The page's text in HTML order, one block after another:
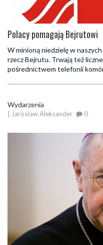
Polacy pomagają Bejrutowi
W minioną niedzielę w
rzecz Bejrutu. Trwają też
pośrednictwem telefonii
Wydarzenia
| Jarosław Aleksander 0